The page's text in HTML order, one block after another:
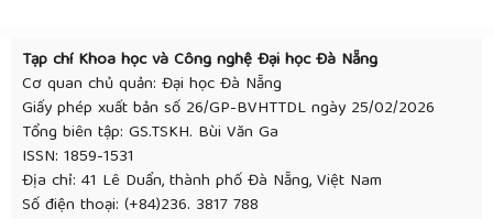
Tạp chí Khoa học và Công nghệ Đại học Đà Nẵng
Cơ quan chủ quản: Đại học Đà Nẵng
Giấy phép xuất bản số 26/GP-BVHTTDL ngày 25/02/2026
Tổng biên tập: GS.TSKH. Bùi Văn Ga
ISSN: 1859-1531
Địa chỉ: 41 Lê Duẩn, thành phố Đà Nẵng, Việt Nam
Số điện thoại: (+84)236. 3817 788